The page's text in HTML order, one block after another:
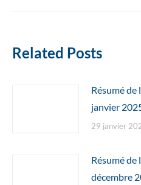
Related Posts
Résumé
janvier
29 janvier
Résumé
décembre